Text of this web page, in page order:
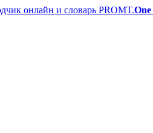
PROMT.One